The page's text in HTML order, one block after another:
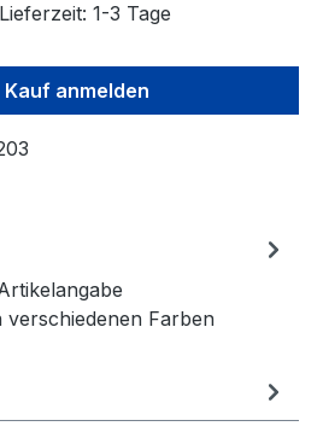
1-3 Tage
Kauf anmelden
Farben